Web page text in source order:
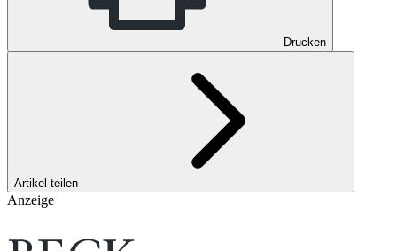
Drucken
Artikel teilen
Anzeige